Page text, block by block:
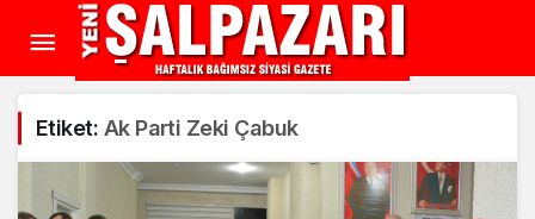
Etiket: Ak Parti Zeki Çabuk